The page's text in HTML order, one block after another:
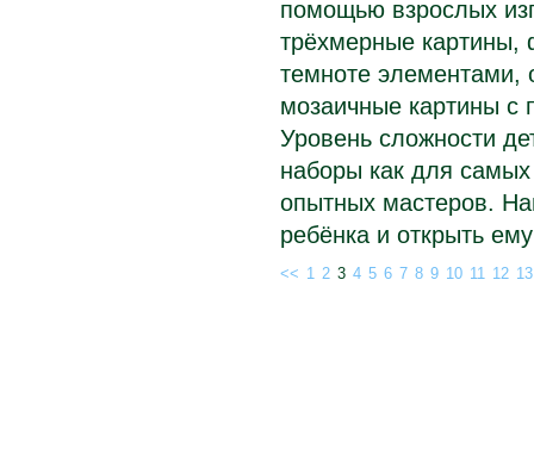
помощью взрослых
трёхмерные картины,
темноте элементами,
мозаичные картины с
Уровень сложности
наборы как для
опытных мастеров.
ребёнка и открыть
<< 1 2 3 4 5 6 7 8 9 10 11 12 13